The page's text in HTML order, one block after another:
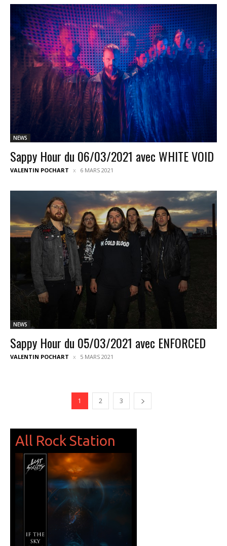
NEWS
Sappy Hour du 06/03/2021 avec WHITE VOID
VALENTIN POCHART 6 MARS 2021
NEWS
Sappy Hour du 05/03/2021 avec ENFORCED
VALENTIN POCHART 5 MARS 2021
1 2 3